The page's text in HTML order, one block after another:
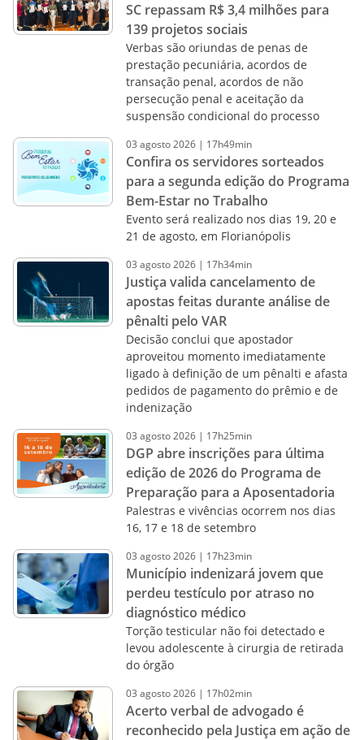
SC repassam R$ 3,4 milhões para
139 projetos sociais
Verbas são oriundas de penas de
prestação pecuniária, acordos de
transação penal, acordos de não
persecução penal e aceitação da
suspensão condicional do processo
03 agosto2026 | 17h49min
Confira os servidores sorteados
para a segunda edição do Programa
Bem-Estar no Trabalho
Evento será realizado nos dias 19, 20 e
21 de agosto, em Florianópolis
03 agosto2026 | 17h34min
Justiça valida cancelamento de
apostas feitas durante análise de
pênalti pelo VAR
Decisão conclui que apostador
aproveitou momento imediatamente
ligado à definição de um pênalti e afasta
pedidos de pagamento do prêmio e de
indenização
03 agosto2026 | 17h25min
DGP abre inscrições para última
edição de 2026 do Programa de
Preparação para a Aposentadoria
Palestras e vivências ocorrem nos dias
16, 17 e 18 de setembro
03 agosto2026 | 17h23min
Município indenizará jovem que
perdeu testículo por atraso no
diagnóstico médico
Torção testicular não foi detectado e
levou adolescente à cirurgia de retirada
do órgão
03 agosto2026 | 17h02min
Acerto verbal de advogado é
reconhecido pela Justiça em ação de